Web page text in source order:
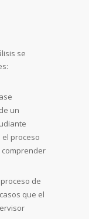
se
un
proceso
comprender
proceso de
que el